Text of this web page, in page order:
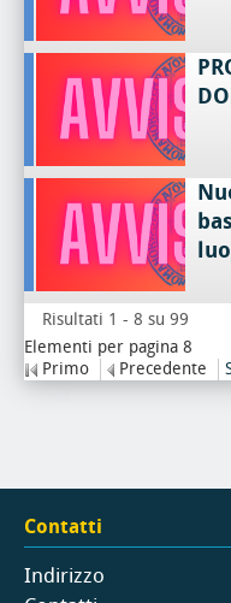
Risultati 1 - 8 su 99
Elementi per pagina 8
Primo
Precedente
Contatti
Indirizzo